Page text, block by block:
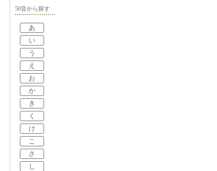
50音から探す
あ
い
う
え
お
か
き
く
け
こ
さ
し